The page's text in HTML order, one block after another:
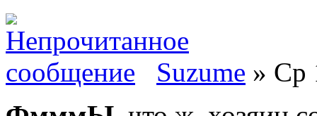
Suzume » Ср